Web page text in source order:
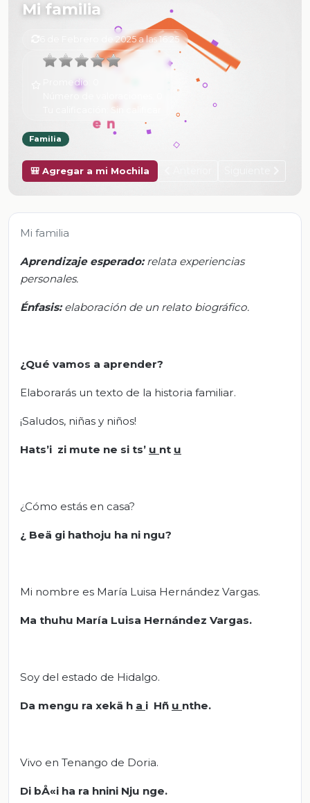
Mi familia
6 de Febrero de 2025 a las 16:25
Promedio:
Sin calificar
Familia
🎒 Agregar a mi Mochila
Mi familia
Aprendizaje esperado:relata experiencias
personales.
Énfasis:elaboración de un relato biográfico.
¿Qué vamos a aprender?
Elaborarás un texto de la historia familiar.
¡Saludos, niñas y niños!
Hats’i zi mute ne si ts’ u nt u
¿Cómo estás en casa?
¿ Beä gi hathoju ha ni ngu?
Mi nombre es María Luisa Hernández Vargas.
Ma thuhu María Luisa Hernández Vargas.
Soy del estado de Hidalgo.
Da mengu ra xekä h a i Hñ u nthe.
Vivo en Tenango de Doria.
Di bÅ«i ha ra hnini Nju nge.